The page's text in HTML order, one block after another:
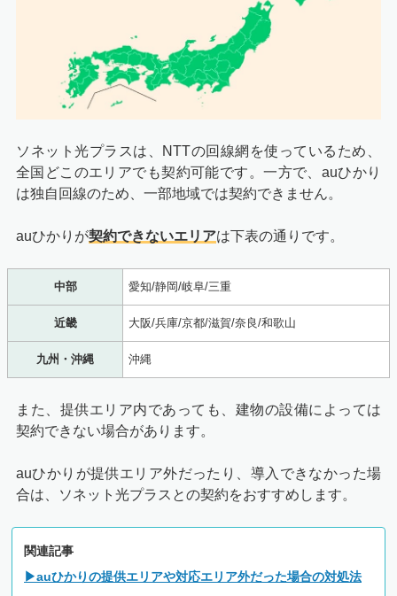
ソネット光プラスは、NTTの回線網を使っているため、
全国どこのエリアでも契約可能です。一方で、auひかり
は独自回線のため、一部地域では契約できません。
auひかりが契約できないエリアは下表の通りです。
中部 愛知/静岡/岐阜/三重
近畿 大阪/兵庫/京都/滋賀/奈良/和歌山
九州・沖縄 沖縄
また、提供エリア内であっても、建物の設備によっては
契約できない場合があります。
auひかりが提供エリア外だったり、導入できなかった場
合は、ソネット光プラスとの契約をおすすめします。
関連記事
▶auひかりの提供エリアや対応エリア外だった場合の対処法